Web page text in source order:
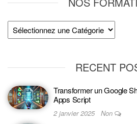
RECENT
Transformer un Google
Apps Script
2 janvier 2025 Non